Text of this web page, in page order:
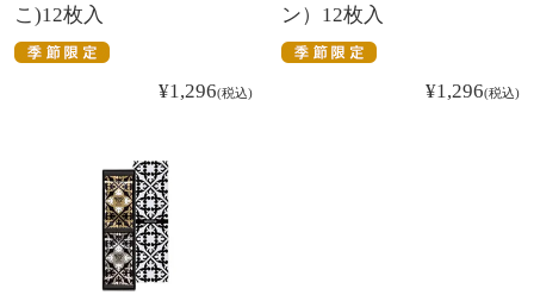
こ)12枚入
¥1,296 税込
ン）12枚入
¥1,296 税込